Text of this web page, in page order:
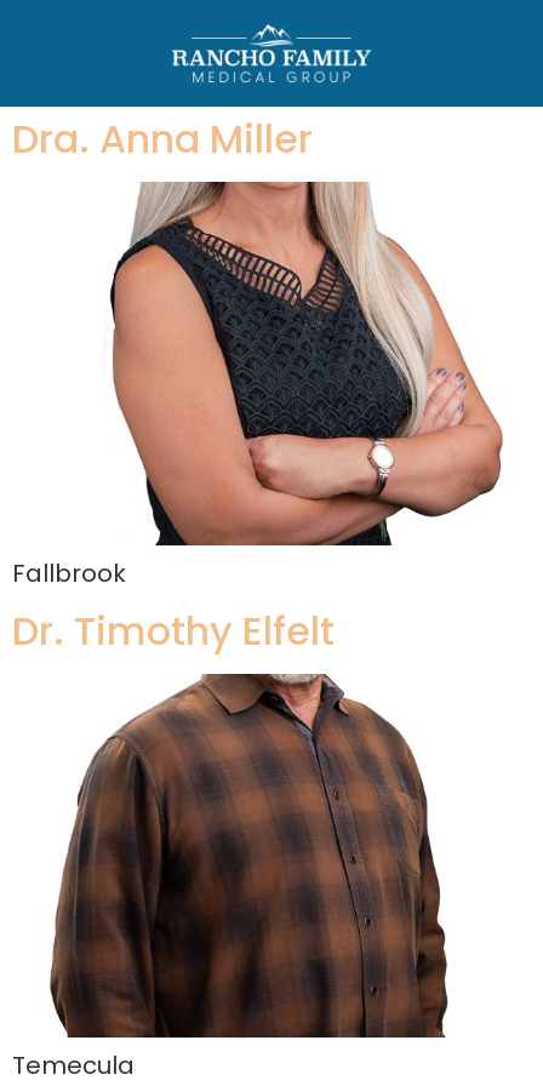
Dra. Anna Miller
Fallbrook
Dr. Timothy Elfelt
Temecula